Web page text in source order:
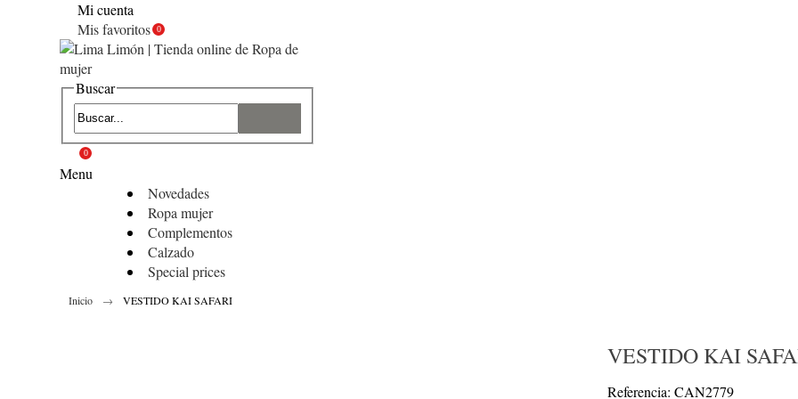
Mi cuenta
Mis favoritos
0
Buscar
0
Menu
Novedades
Ropa mujer
Complementos
Calzado
Special prices
Inicio VESTIDO KAI SAFARI
VESTIDO KAI
Referencia: CAN2779